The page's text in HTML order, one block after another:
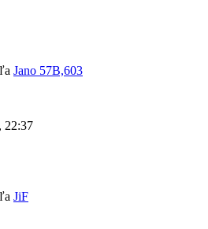
Jano 57B,603
22:37
JiF